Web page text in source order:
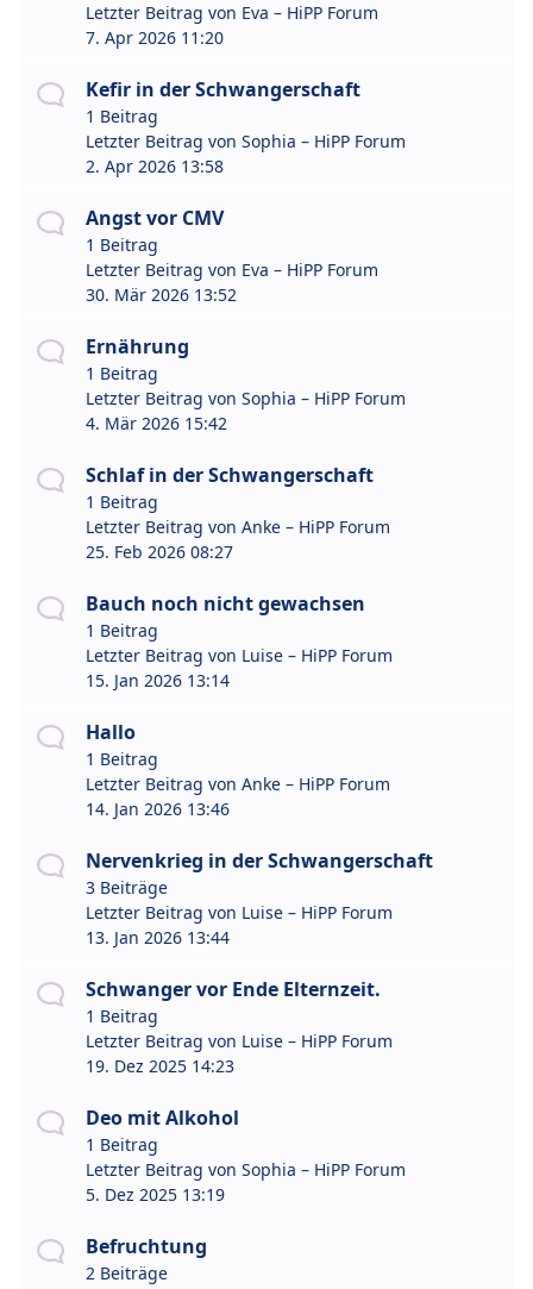
Letzter Beitrag von Eva – HiPP Forum
7. Apr 2026 11:20
Kefir in der Schwangerschaft
1 Beitrag
Letzter Beitrag von Sophia – HiPP Forum
2. Apr 2026 13:58
Angst vor CMV
1 Beitrag
Letzter Beitrag von Eva – HiPP Forum
30. Mär 2026 13:52
Ernährung
1 Beitrag
Letzter Beitrag von Sophia – HiPP Forum
4. Mär 2026 15:42
Schlaf in der Schwangerschaft
1 Beitrag
Letzter Beitrag von Anke – HiPP Forum
25. Feb 2026 08:27
Bauch noch nicht gewachsen
1 Beitrag
Letzter Beitrag von Luise – HiPP Forum
15. Jan 2026 13:14
Hallo
1 Beitrag
Letzter Beitrag von Anke – HiPP Forum
14. Jan 2026 13:46
Nervenkrieg in der Schwangerschaft
3 Beiträge
Letzter Beitrag von Luise – HiPP Forum
13. Jan 2026 13:44
Schwanger vor Ende Elternzeit.
1 Beitrag
Letzter Beitrag von Luise – HiPP Forum
19. Dez 2025 14:23
Deo mit Alkohol
1 Beitrag
Letzter Beitrag von Sophia – HiPP Forum
5. Dez 2025 13:19
Befruchtung
2 Beiträge